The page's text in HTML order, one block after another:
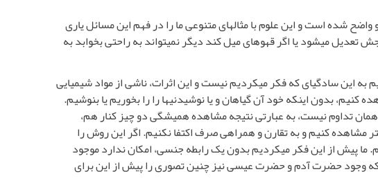
شده است و این علوم با مثال­های متنوعی ما را در فهم این مسائل یاری
تعدیل می­شود یا اگر قهوه­ای میل کند دیگر نمی­تواند به راحتی بخوابد به
این سادگی­ای که فکر می­کردیم نیست و این اثرات، ناشی از مواد شیمیایی
کنیم، بدون اینکه خود آن گیاهان و یا نوشیدنی­ها را را بخوریم یا بنوشیم.
تداوم نیست، به عبارتی نتیجه مشاهده همیشگی دو چیز کنار هم،
مشاهده کنیم و به تقارن و همراهی صرف اکتفا نکنیم. اگر این روش را
ما پیش از این فکر می­کردیم بدون یک رابطه جنسی، امکان ندارد موجود
که وجود حضرت آدم و حضرت عیسی نیز چنین تصوری را پیش از این برای